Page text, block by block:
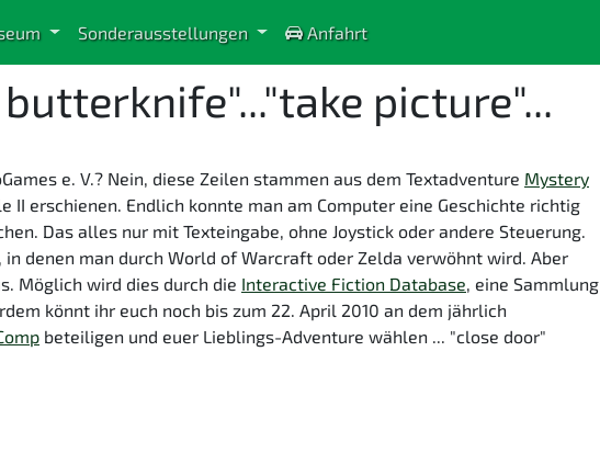
Sonderausstellungen Anfahrt
picture"...
e. V.? Nein, diese Zeilen stammen aus dem Textadventure Mystery
II erschienen. Endlich konnte man am Computer eine Geschichte richtig
Das alles nur mit Texteingabe, ohne Joystick oder andere Steuerung.
denen man durch World of Warcraft oder Zelda verwöhnt wird. Aber
Möglich wird dies durch die Interactive Fiction Database, eine Sammlung
könnt ihr euch noch bis zum 22. April 2010 an dem jährlich
beteiligen und euer Lieblings-Adventure wählen ... "close door"